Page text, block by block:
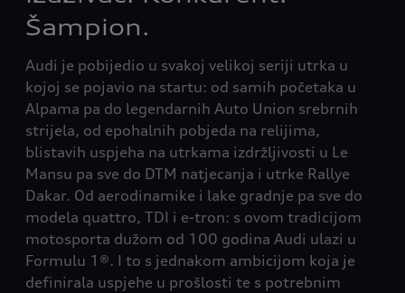
Šampion.
Audi je pobijedio u svakoj velikoj seriji utrka u
kojoj se pojavio na startu: od samih početaka u
Alpama pa do legendarnih Auto Union srebrnih
strijela, od epohalnih pobjeda na relijima,
blistavih uspjeha na utrkama izdržljivosti u Le
Mansu pa sve do DTM natjecanja i utrke Rallye
Dakar. Od aerodinamike i lake gradnje pa sve do
modela quattro, TDI i e-tron: s ovom tradicijom
motosporta dužom od 100 godina Audi ulazi u
Formulu 1®. I to s jednakom ambicijom koja je
definirala uspjehe u prošlosti te s potrebnim